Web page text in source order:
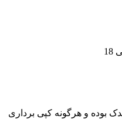
بوده و هرگونه کپی برداری